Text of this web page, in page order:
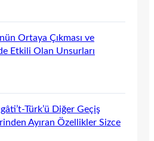
Ortaya Çıkması ve
Etkili Olan Unsurları
Türk’ü Diğer Geçiş
Ayıran Özellikler Sizce